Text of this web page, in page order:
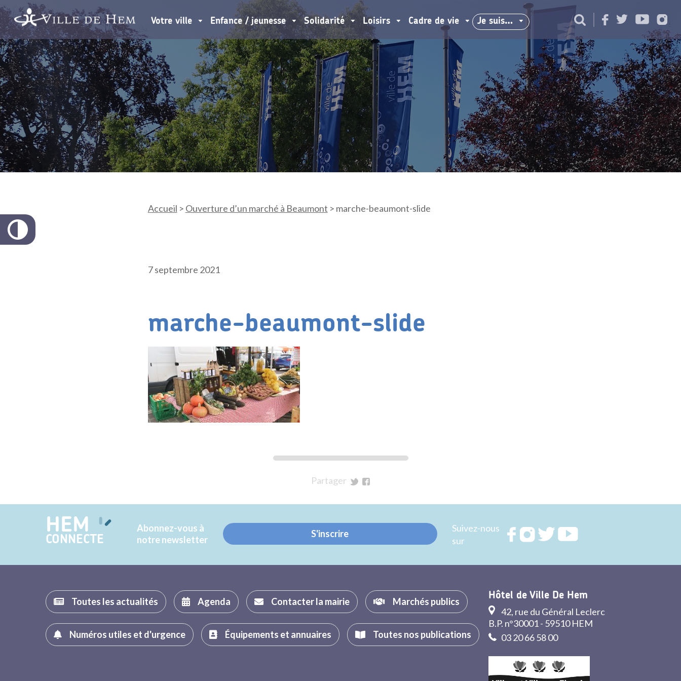
Votre ville Enfance / jeunesse Solidarité Loisirs Cadre de vie Je suis…
Accueil > Ouverture d’un marché à Beaumont > marche-beaumont-slide
7 septembre 2021
marche-beaumont-slide
Partager
Twitter
Facebook
HEM
CONNECTE
Abonnez-vous à
notre newsletter
S'inscrire
Suivez-nous
sur
RejoignezRejoignezRejoignez
Toutes les actualités Agenda Contacter la mairie Marchés publics
Numéros utiles et d'urgence Équipements et annuaires Toutes nos publications
Hôtel de Ville De Hem
42, rue du Général Leclerc
B.P. n°30001 - 59510 HEM
03 20 66 58 00